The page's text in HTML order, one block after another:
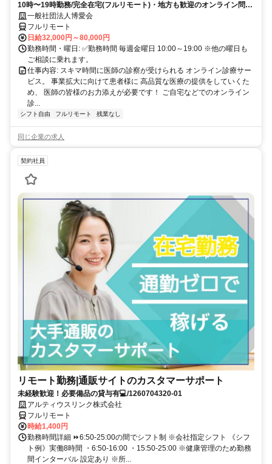
10時〜19時勤務/完全在宅(フルリモート)・地方も歓迎のオンライン問診
業務一般社団法人博愛会
フルリモート
日給32,000円～80,000円
勤務時間・曜日: ✅勤務時間 毎週金曜日 10:00～19:00 ※他の曜日も
ご相談に乗れます。
仕事内容: スキマ時間に医師の診察が受けられる オンライン診療サー
ビス。 事業拡大に向けて患者様に 高品質な医療の提供をしていくた
め、 医師の皆様のお力添えが必要です！ ご自宅などでのオンライン
診...
シフト自由 フルリモート 残業なし
同じ企業の求人
契約社員
リモート勤務|通販サイトのカスタマーサポート
未経験歓迎！必要備品の貸与有💻/1260704320-01
アルティウスリンク株式会社
フルリモート
時給1,400円
勤務時間詳細 ⏩6:50-25:00の間でシフト制 ※会社指定シフト 《シフ
ト例》実働8時間 ・6:50-16:00 ・15:50-25:00 ※健康管理のため勤務
間インターバル 設定あり ※所...